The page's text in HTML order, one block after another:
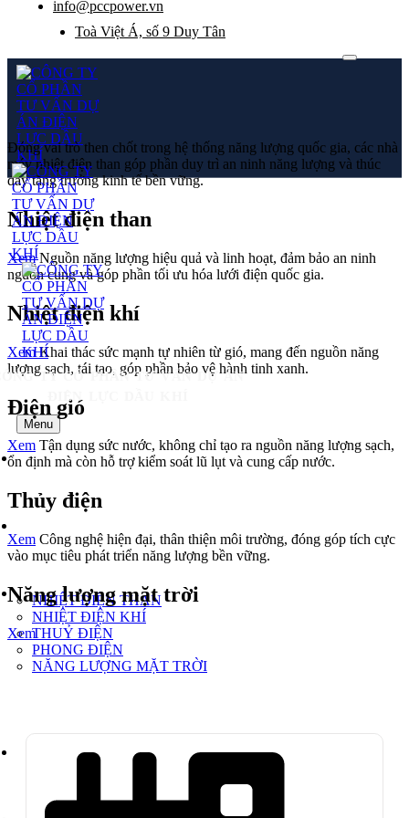
info@pccpower.vn
Toà Việt Á, số 9 Duy Tân
TY CỔ PHẦN TƯ VẤN DỰ ÁN
ĐIỆN LỰC DẦU KHÍ
Menu
TRANG CHỦ
DỰ ÁN
NHIỆT ĐIỆN THAN
NHIỆT ĐIỆN KHÍ
THUỶ ĐIỆN
PHONG ĐIỆN
NĂNG LƯỢNG MẶT TRỜI
TIN TỨC
Đóng vai trò then chốt trong hệ thống năng lượng quốc gia, các nhà
máy nhiệt điện than góp phần duy trì an ninh năng lượng và thúc
đẩy tăng trưởng kinh tế bền vững.
Nhiệt điện than
Xem Nguồn năng lượng hiệu quả và linh hoạt, đảm bảo an ninh
nguồn cung và góp phần tối ưu hóa lưới điện quốc gia.
Nhiệt điện khí
Xem Khai thác sức mạnh tự nhiên từ gió, mang đến nguồn năng
lượng sạch, tái tạo, góp phần bảo vệ hành tinh xanh.
Điện gió
Xem Tận dụng sức nước, không chỉ tạo ra nguồn năng lượng sạch,
ổn định mà còn hỗ trợ kiểm soát lũ lụt và cung cấp nước.
Thủy điện
Xem Công nghệ hiện đại, thân thiện môi trường, đóng góp tích cực
vào mục tiêu phát triển năng lượng bền vững.
Năng lượng mặt trời
Xem